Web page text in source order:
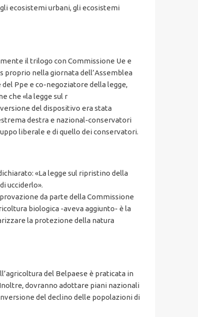
ecosistemi urbani, gli ecosistemi
il trilogo con Commissione Ue e
proprio nella giornata dell’Assemblea
Ppe e co-negoziatore della legge,
che «la legge sul r
del dispositivo era stata
destra e nazional-conservatori
liberale e di quello dei conservatori.
«La legge sul ripristino della
ucciderlo».
da parte della Commissione
biologica -aveva aggiunto- è la
la protezione della natura
del Belpaese è praticata in
dovranno adottare piani nazionali
del declino delle popolazioni di